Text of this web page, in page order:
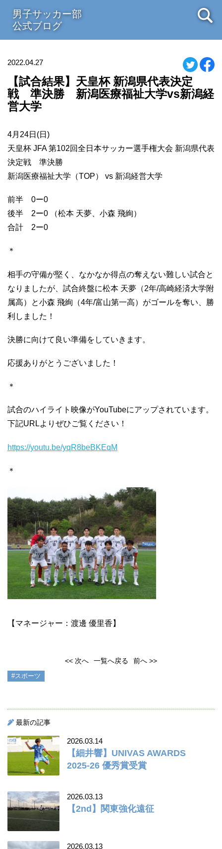
男子サッカー部
公式ブログ
2022.04.27
【試合結果】天皇杯 新潟県代表決定
戦 準決勝 新潟医療福祉大学vs新潟経
営大学
4月24日(日)
天皇杯 JFA 第102回全日本サッカー選手権大会 新潟県代表
決定戦 準決勝
新潟医療福祉大学（TOP） vs 新潟経営大学
前半 0ー0
後半 2ー0 （松本 天夢、小森 飛絢）
合計 2ー0
＊
相手の守備が堅く、なかなか得点の奪えない難しい試合と
なりましたが、試合終盤に松本 天夢（2年/高崎経済大学附
属高）と小森 飛絢（4年/富山第一高）がゴールを奪い、勝
利しました！
決勝に向けて良い準備をしていきます。
応援ありがとうございました！
＊
試合のハイライト映像がYouTubeにアップされています。
下記URLよりぜひご覧ください！
https://youtu.be/yqR8beBKEqM
＊
【マネージャー：渡邊 優里香】
<< 次へ 一覧へ戻る 前へ >>
#スポーツ
最新の記事
2026.03.14
【細井響】UNIVAS AWARDS
2025-26 優秀賞受賞
2026.03.13
【2nd】関東強化遠征
2026.03.13